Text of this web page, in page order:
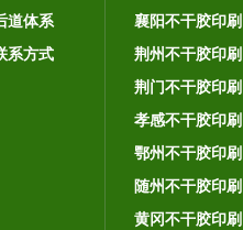
道体系
系方式
襄阳不干胶印刷
荆州不干胶印刷
荆门不干胶印刷
孝感不干胶印刷
鄂州不干胶印刷
随州不干胶印刷
黄冈不干胶印刷